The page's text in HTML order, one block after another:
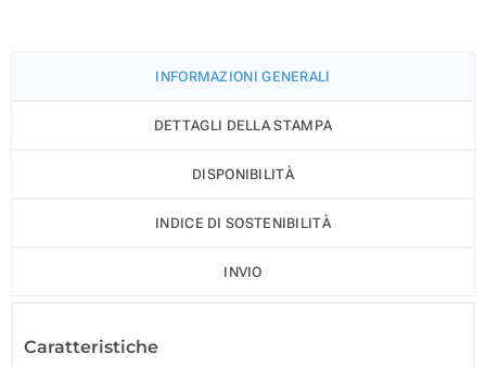
INFORMAZIONI GENERALI
DETTAGLI DELLA STAMPA
DISPONIBILITÀ
INDICE DI SOSTENIBILITÀ
INVIO
Caratteristiche